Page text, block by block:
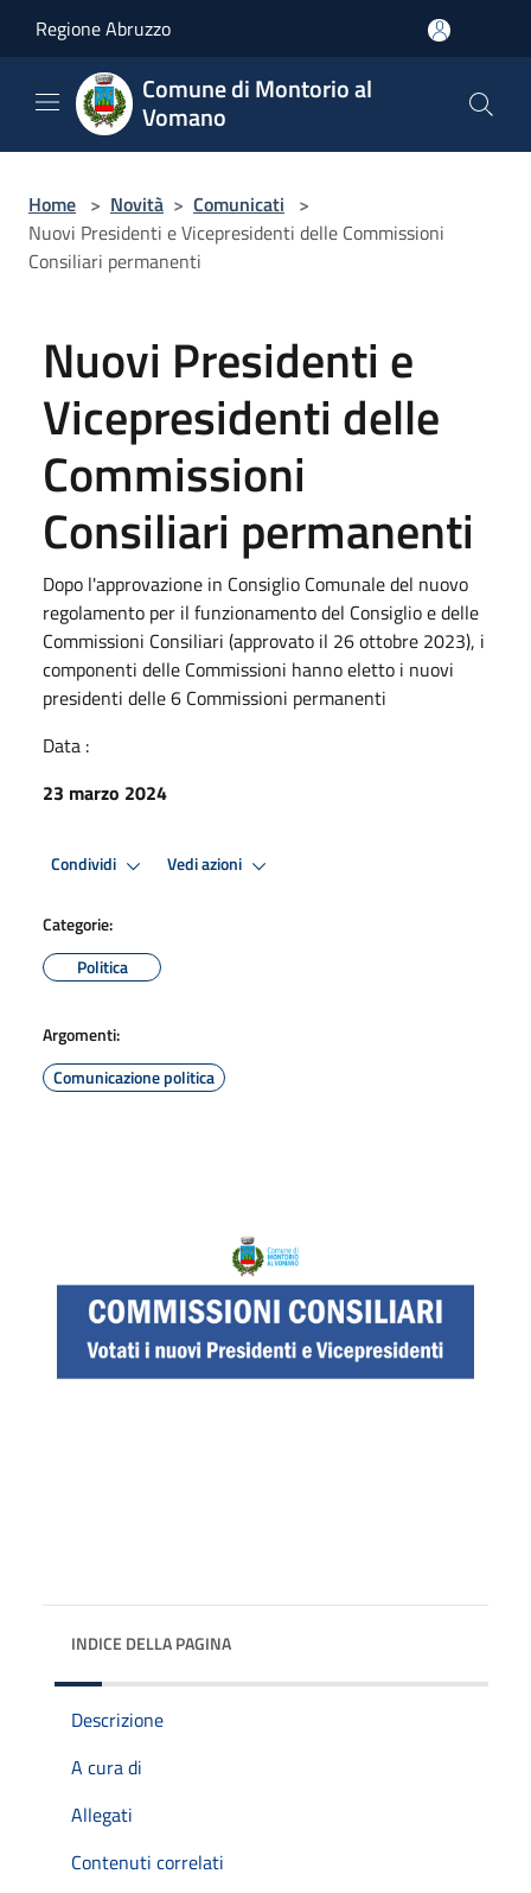
Regione Abruzzo
Comune di Montorio al
Vomano
Home > Novità > Comunicati >
Nuovi Presidenti e Vicepresidenti delle Commissioni
Consiliari permanenti
Nuovi Presidenti e
Vicepresidenti delle
Commissioni
Consiliari permanenti
Dopo l'approvazione in Consiglio Comunale del nuovo
regolamento per il funzionamento del Consiglio e delle
Commissioni Consiliari (approvato il 26 ottobre 2023), i
componenti delle Commissioni hanno eletto i nuovi
presidenti delle 6 Commissioni permanenti
Data :
23 marzo 2024
Condividi Vedi azioni
Categorie:
Politica
Argomenti:
Comunicazione politica
INDICE DELLA PAGINA
Descrizione
A cura di
Allegati
Contenuti correlati